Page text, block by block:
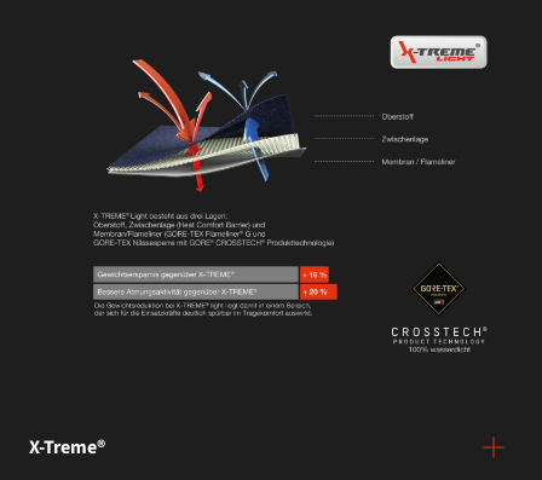
X-Treme®